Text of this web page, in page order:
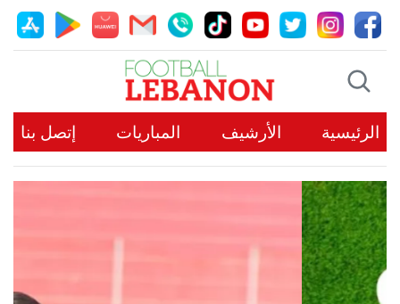
الرئيسية الأرشيف المباريات إتصل بنا